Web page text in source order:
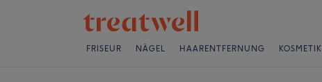
FRISEUR NÄGEL HAARENTFERNUNG KOSMETIK